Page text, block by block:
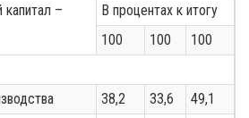
капитал –
В процентах к итогу
100
100
100
38,2 33,6
49,1